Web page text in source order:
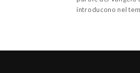
introducono nel